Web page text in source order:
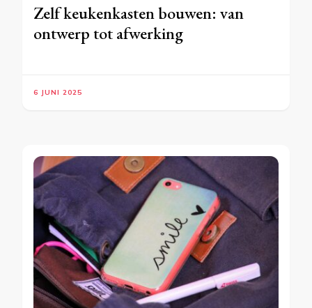
Zelf keukenkasten bouwen: van
ontwerp tot afwerking
6 JUNI 2025